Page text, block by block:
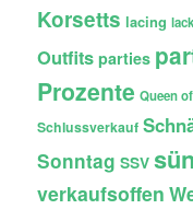
Korsetts lacing lack
Outfits parties
Prozente Queen
Schlussverkauf
Sonntag SSV
verkaufsoffen